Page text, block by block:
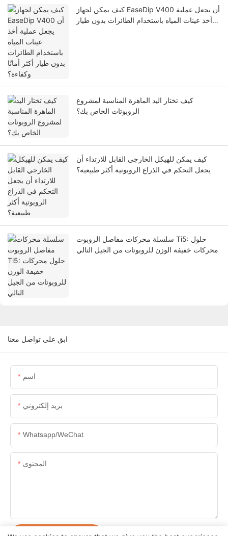
كيف يمكن لجهاز EaseDip V400 أن يجعل عملية
أخذ عينات المياه باستخدام الطائرات بدون طيار
كيف تختار اليد الماهرة المناسبة لمشروع
الروبوتات الخاص بك؟
كيف يمكن للهيكل الخارجي القابل للارتداء أن
يجعل التحكم في الذراع الروبوتية أكثر طبيعية؟
سلسلة محركات مفاصل الروبوت Ti5: حلول
محركات خفيفة الوزن للروبوتات من الجيل التالي
ابق على تواصل معنا
اسم
بريد إلكتروني
Whatsapp/WeChat
المحتوى